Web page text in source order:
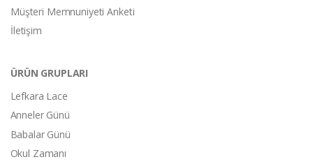
Müşteri Memnuniyeti Anketi
İletişim
ÜRÜN GRUPLARI
Lefkara Lace
Anneler Günü
Babalar Günü
Okul Zamanı